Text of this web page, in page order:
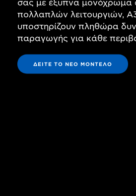
σας με έξυπνα μονόχρωμα
πολλαπλών λειτουργιών,
υποστηρίζουν πληθώρα
παραγωγής για κάθε
ΔΕΊΤΕ ΤΟ ΝΈΟ ΜΟΝΤΈΛΟ